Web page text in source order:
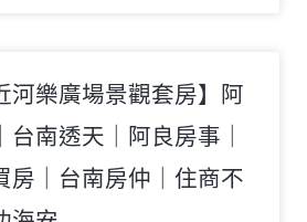
河樂廣場景觀套房】阿
南透天｜阿良房事｜
房｜台南房仲｜住商不